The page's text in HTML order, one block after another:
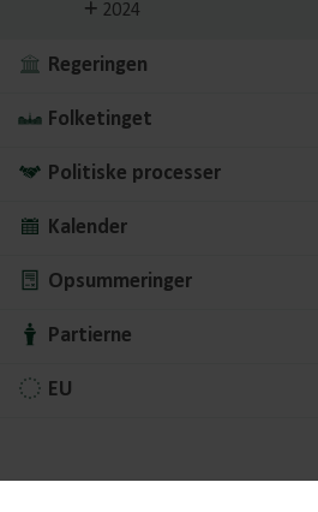
2024
Regeringen
Folketinget
Politiske processer
Kalender
Opsummeringer
Partierne
EU